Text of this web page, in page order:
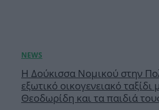
Η Δούκισσα Νομικού στην
εξωτικό οικογενειακό
Θεοδωρίδη και τα παιδιά